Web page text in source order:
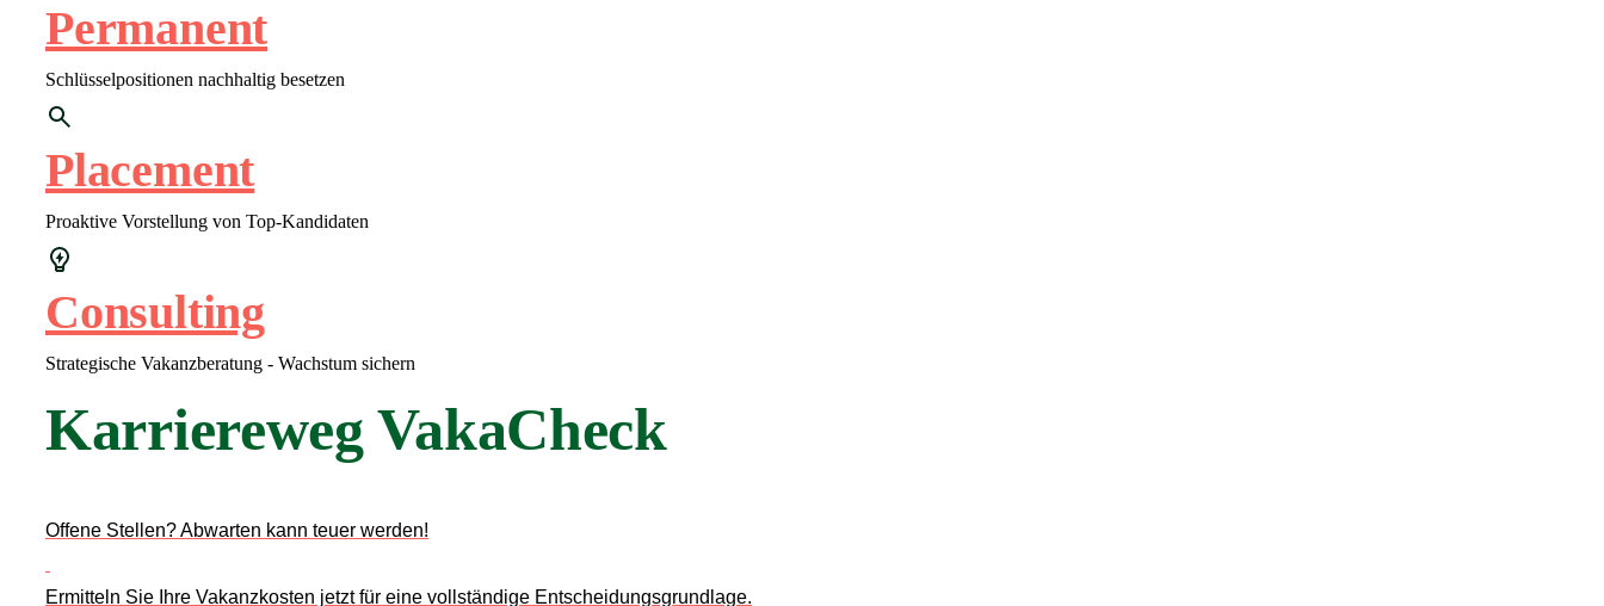
Permanent
Schlüsselpositionen nachhaltig besetzen
Placement
Proaktive Vorstellung von Top-Kandidaten
Consulting
Strategische Vakanzberatung - Wachstum sichern
Karriereweg VakaCheck
Offene Stellen? Abwarten kann teuer werden!
Ermitteln Sie Ihre Vakanzkosten jetzt für eine vollständige Entscheidungsgrundlage.